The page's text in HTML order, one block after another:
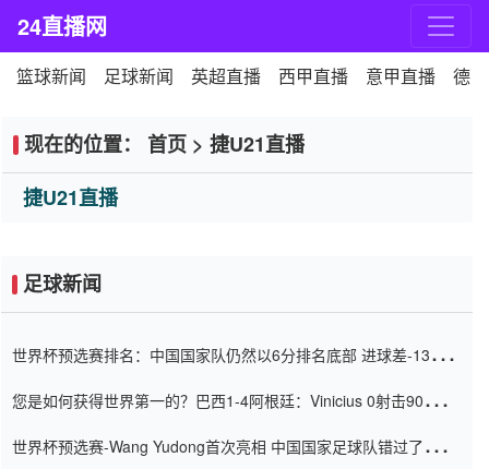
24直播网
篮球新闻 足球新闻 英超直播 西甲直播 意甲直播 德
现在的位置： 首页 > 捷U21直播
捷U21直播
足球新闻
世界杯预选赛排名：中国国家队仍然以6分排名底部 进球差-13令人
您是如何获得世界第一的？巴西1-4阿根廷：Vinicius 0射击90分钟
世界杯预选赛-Wang Yudong首次亮相 中国国家足球队错过了世界